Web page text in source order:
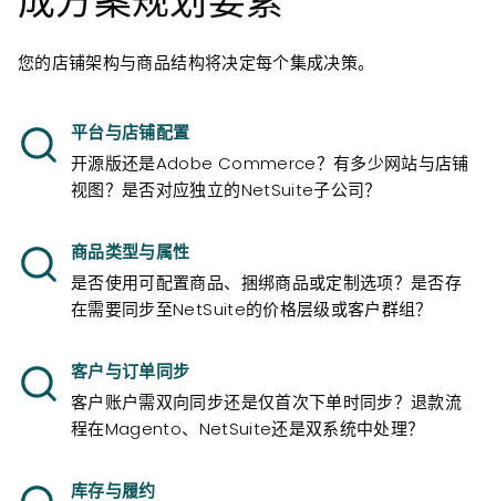
您的店铺架构与商品结构将决定每个集成决策。
平台与店铺配置
开源版还是Adobe Commerce？有多少网站与店铺
视图？是否对应独立的NetSuite子公司？
商品类型与属性
是否使用可配置商品、捆绑商品或定制选项？是否存
在需要同步至NetSuite的价格层级或客户群组？
客户与订单同步
客户账户需双向同步还是仅首次下单时同步？退款流
程在Magento、NetSuite还是双系统中处理？
库存与履约